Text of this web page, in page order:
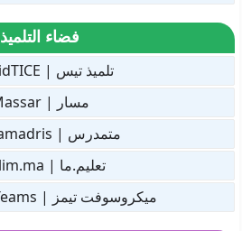
فضاء التلميذ
تلميذ تيس | TelmidTICE
مسار | Massar
متمدرس | Moutamadris
تعليم.ما | Taalim.ma
ميكروسوفت تيمز | Microsoft Teams